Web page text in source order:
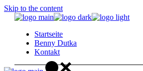
Skip to the content
Startseite
Benny Dutka
Kontakt